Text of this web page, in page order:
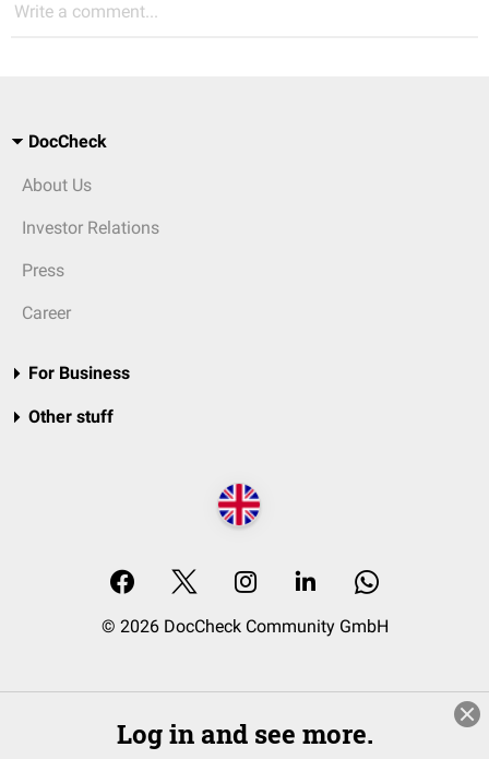
Write a comment...
DocCheck
About Us
Investor Relations
Press
Career
For Business
Other stuff
© 2026 DocCheck Community GmbH
Log in and see more.